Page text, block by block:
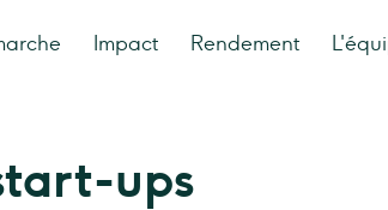
Impact Rendement
ups